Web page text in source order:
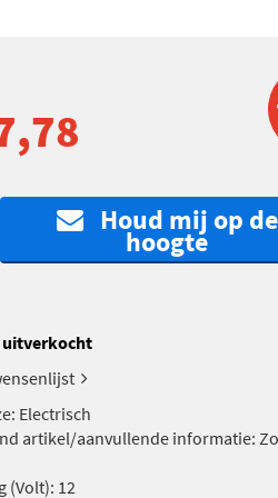
Houd mij op de
hoogte
Electrisch
artikel/aanvullende informatie:
(Volt): 12